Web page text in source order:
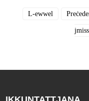
L-ewwel
jmiss